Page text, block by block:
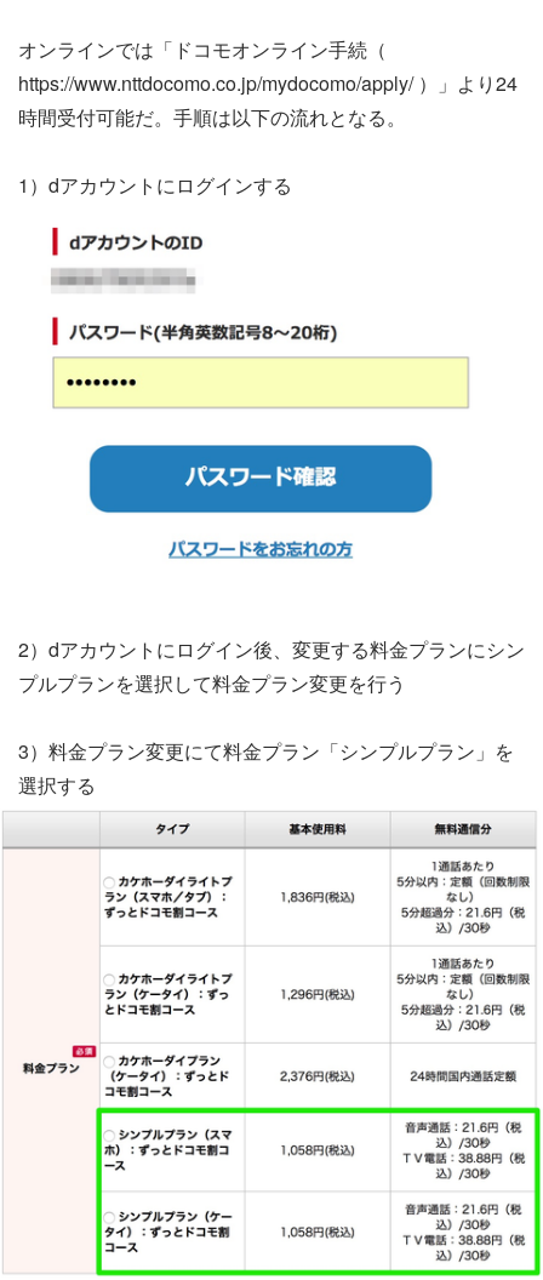
オンラインでは「ドコモオンライン手続（
https://www.nttdocomo.co.jp/mydocomo/apply/ ）」より24
時間受付可能だ。手順は以下の流れとなる。
1）dアカウントにログインする
2）dアカウントにログイン後、変更する料金プランにシン
プルプランを選択して料金プラン変更を行う
3）料金プラン変更にて料金プラン「シンプルプラン」を
選択する